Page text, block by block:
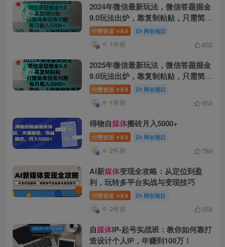
2024年微信最新玩法，微信答题掘金
9.0玩法出炉，靠复制粘贴，只需简单
回答问题，每月稳入5000+，刚进军
自 媒体 小白、宝妈、上班族都可以轻
松驾驭
付费资源 ￥8.8 网创项目
1年前 852
2025年微信最新玩法，微信答题掘金
9.0玩法出炉，靠复制粘贴，只需简单
回答问题，每月稳入5000+，刚进军
自 媒体 小白、宝妈、上班族都可以轻
松驾驭
付费资源 ￥8.8 网创项目
1年前 953
得物自媒体搬砖月入5000+
付费资源 ￥8.8 网创项目
2年前 789
AI新媒体变现全攻略：从定位到盈
利，玩转多平台实战与变现技巧
付费资源 ￥8.8 网创项目
2年前 558
自媒体IP-起号实战班：教你如何靠打
造设计个人IP，年赚到100万！